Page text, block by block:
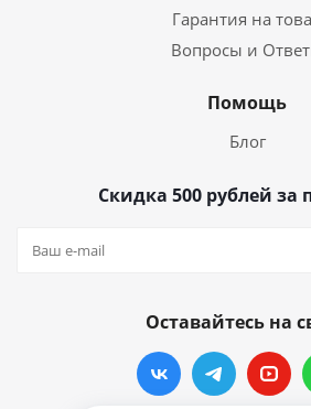
Гарантия на
Вопросы и
Помощь
Блог
Скидка 500 рублей за
Оставайтесь на